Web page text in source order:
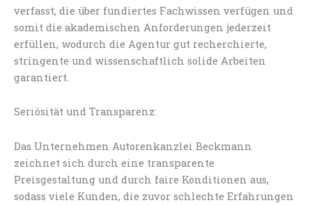
verfasst, die über fundiertes Fachwissen verfügen und
somit die akademischen Anforderungen jederzeit
erfüllen, wodurch die Agentur gut recherchierte,
stringente und wissenschaftlich solide Arbeiten
garantiert.
Seriösität und Transparenz:
Das Unternehmen Autorenkanzlei Beckmann
zeichnet sich durch eine transparente
Preisgestaltung und durch faire Konditionen aus,
sodass viele Kunden, die zuvor schlechte Erfahrungen